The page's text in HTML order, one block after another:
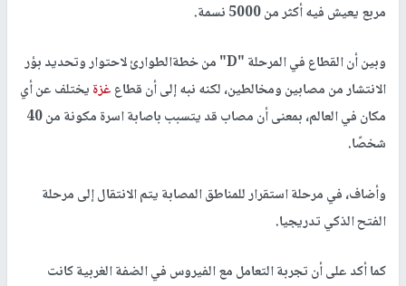
مربع يعيش فيه أكثر من 5000 نسمة.
وبين أن القطاع في المرحلة "D" من خطةالطوارئ لاحتوار وتحديد بؤر
الانتشار من مصابين ومخالطين، لكنه نبه إلى أن قطاعغزةيختلف عن أي
مكان في العالم، بمعنى أن مصاب قد يتسبب باصابة اسرة مكونة من 40
شخصًا.
وأضاف، في مرحلة استقرار للمناطق المصابة يتم الانتقال إلى مرحلة
الفتح الذكي تدريجيا.
كما أكد على أن تجربة التعامل مع الفيروس في الضفة الغربية كانت